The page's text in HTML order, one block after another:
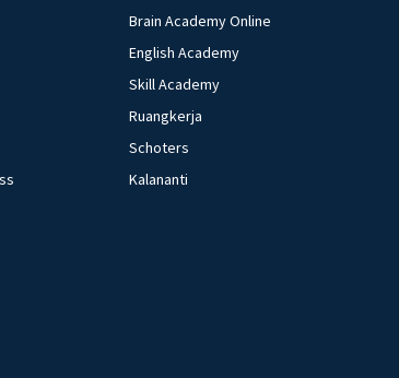
Brain Academy Online
English Academy
Skill Academy
Ruangkerja
Schoters
Kalananti